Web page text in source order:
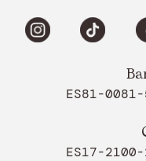
ES81-
ES17-